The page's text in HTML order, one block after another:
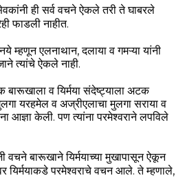
ही सर्व वचने ऐकले तरी ते घाबरले
फाडली नाहीत.
म्हणून एलनाथान, दलाया व गमऱ्या यांनी
त्यांचे ऐकले नाही.
बारूखाला व यिर्मया संदेष्ट्याला अटक
यरहमेल व अज्रीएलाचा मुलगा सराया व
आज्ञा केली. पण त्यांना परमेश्वराने लपविले
वचने बारूखाने यिर्मयाच्या मुखापासून ऐकून
यिर्मयाकडे परमेश्वराचे वचन आले. ते म्हणाले,